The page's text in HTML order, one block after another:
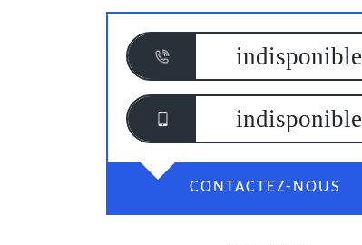
indisponible
indisponible
CONTACTEZ-NOUS